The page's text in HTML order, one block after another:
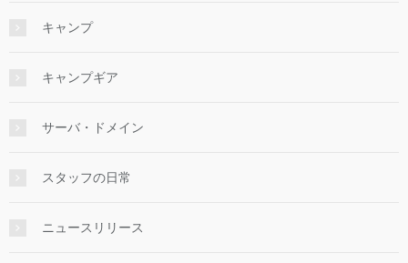
キャンプ
キャンプギア
サーバ・ドメイン
スタッフの日常
ニュースリリース